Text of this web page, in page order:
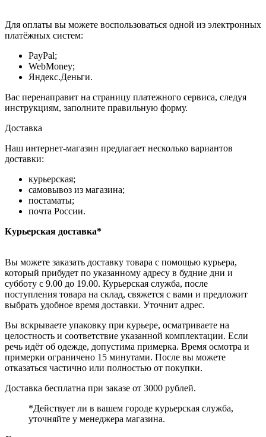
Для оплаты вы можете воспользоваться одной из электронных
платёжных систем:
PayPal;
WebMoney;
Яндекс.Деньги.
Вас перенаправит на страницу платежного сервиса, следуя
инструкциям, заполните правильную форму.
Доставка
Наш интернет-магазин предлагает несколько вариантов
доставки:
курьерская;
самовывоз из магазина;
постаматы;
почта России.
Курьерская доставка*
Вы можете заказать доставку товара с помощью курьера,
который прибудет по указанному адресу в будние дни и
субботу с 9.00 до 19.00. Курьерская служба, после
поступления товара на склад, свяжется с вами и предложит
выбрать удобное время доставки. Уточнит адрес.
Вы вскрываете упаковку при курьере, осматриваете на
целостность и соответствие указанной комплектации. Если
речь идёт об одежде, допустима примерка. Время осмотра и
примерки ограничено 15 минутами. После вы можете
отказаться частично или полностью от покупки.
Доставка бесплатна при заказе от 3000 рублей.
*Действует ли в вашем городе курьерская служба,
уточняйте у менеджера магазина.